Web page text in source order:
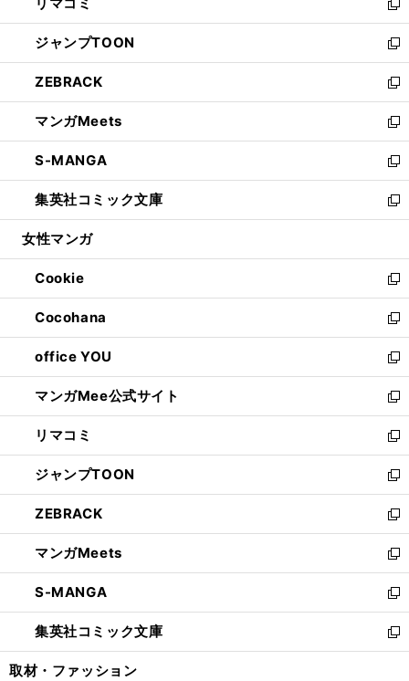
で
開
く
ド
ウ
で
開
く
ィ
ン
ド
ウ
で
開
く
い
ウ
ィ
ン
ド
ウ
で
開
く
新
し
い
ウ
ィ
ン
ド
ウ
で
開
く
ジャンプTOON
新
し
い
ウ
ィ
ン
ド
ウ
で
開
ZEBRACK
新
し
い
ウ
ィ
ン
ド
ウ
開
く
マンガMeets
新
し
い
ウ
ィ
ン
ウ
で
開
く
S-MANGA
新
し
い
ウ
ン
ド
ウ
で
開
く
集英社コミック文庫
新
し
ウ
ィ
ン
ド
ウ
で
開
く
女性マンガ
Cookie
新
し
い
ウ
ィ
ン
ド
ウ
で
開
く
Cocohana
新
し
い
ウ
ィ
ン
ド
ウ
で
開
く
office YOU
新
し
い
ウ
ィ
ン
ド
ウ
で
開
く
マンガMee公式サイト
新
し
い
ウ
ィ
ン
ド
ウ
で
開
く
リマコミ
新
し
い
ウ
ィ
ン
ド
ウ
で
開
く
ジャンプTOON
新
し
い
ウ
ィ
ン
ド
ウ
で
開
ZEBRACK
新
し
い
ウ
ィ
ン
ド
ウ
マンガMeets
新
し
い
ウ
ィ
ン
S-MANGA
新
し
い
ウ
集英社コミック文庫
新
し
取材・ファッション